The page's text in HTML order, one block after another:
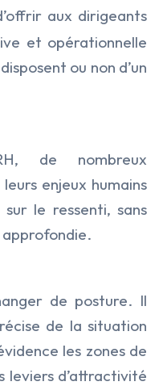
aux dirigeants
et opérationnelle
ou non d’un
de nombreux
enjeux humains
sur le ressenti, sans
approfondie.
de posture. Il
de la situation
les zones de
leviers d’attractivité
Executive Search
Transformation des
Armement & Sécurité
Finance
IA & Data
Nucléaire
OFFRES